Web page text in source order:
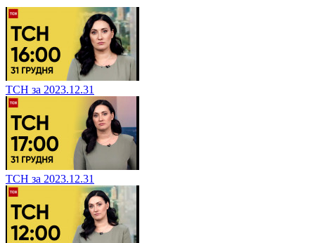
ТСН за 2023.12.31
ТСН за 2023.12.31